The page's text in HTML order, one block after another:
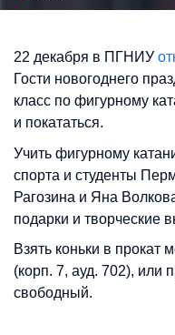
22 декабря в ПГНИУ
Гости новогоднего
класс по фигурному
и покататься.
Учить фигурному
спорта и студенты
Рагозина и Яна
подарки и творческие
Взять коньки в прокат
(корп. 7, ауд. 702), или
свободный.